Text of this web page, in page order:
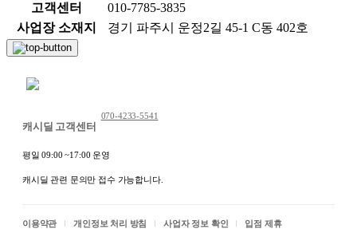
제조국
제조국 또는 원산지:상세정
보별도표기
호 또는 소비자 상담
고객센터
010-7785-3835
사업장 소재지
경기 파주시 운정2길 45-1 C동 402호
캐시딜 고객센터
070-4233-5541
평일 09:00 ~17:00 운영
캐시딜 관련 문의만 접수 가능합니다.
이용약관 개인정보 처리 방침 사업자 정보 확인 입점 제휴